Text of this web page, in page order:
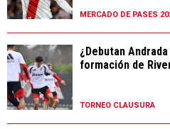
MERCADO DE PASES
¿Debutan
formación de
TORNEO CLAUSURA